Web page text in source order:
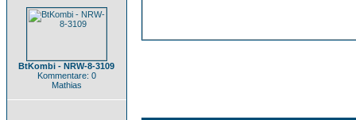
BtKombi - NRW-8-3109
Kommentare: 0
Mathias